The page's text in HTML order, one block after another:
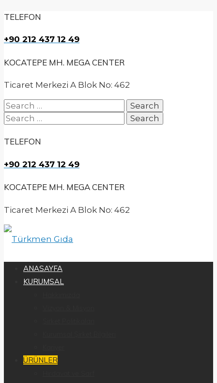
TELEFON
+90 212 437 12 49
KOCATEPE MH. MEGA CENTER
Ticaret Merkezi A Blok No: 462
Search
for:
Search
TELEFON
+90 212 437 12 49
KOCATEPE MH. MEGA CENTER
Ticaret Merkezi A Blok No: 462
ANASAYFA
KURUMSAL
ÜRÜNLER